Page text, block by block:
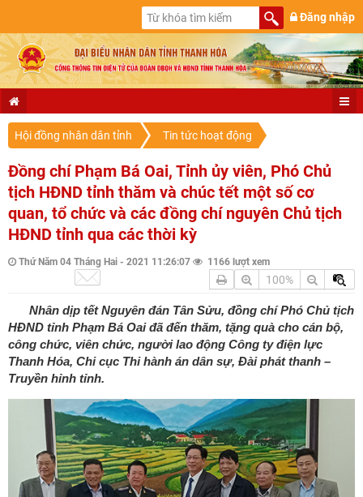
Đăng nhập
Hội đồng nhân dân tỉnh Tin tức hoạt động
Đồng chí Phạm Bá Oai, Tỉnh ủy viên, Phó Chủ
tịch HĐND tỉnh thăm và chúc tết một số cơ
quan, tổ chức và các đồng chí nguyên Chủ tịch
HĐND tỉnh qua các thời kỳ
Thứ Năm 04 Tháng Hai - 2021 11:26:07 1166 lượt xem
100%
Nhân dịp tết Nguyên đán Tân Sửu, đồng chí Phó Chủ tịch
HĐND tỉnh Phạm Bá Oai đã đến thăm, tặng quà cho cán bộ,
công chức, viên chức, người lao động Công ty điện lực
Thanh Hóa, Chi cục Thi hành án dân sự, Đài phát thanh –
Truyền hỉnh tỉnh.